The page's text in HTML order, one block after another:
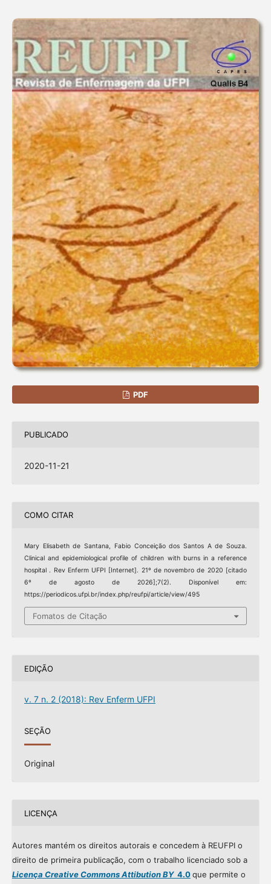
PDF
PUBLICADO
2020-11-21
COMO CITAR
Mary Elisabeth de Santana, Fabio Conceição dos Santos A de Souza.
Clinical and epidemiological profile of children with burns in a reference
hospital . Rev Enferm UFPI [Internet]. 21º de novembro de 2020 [citado
6º de agosto de 2026];7(2). Disponível em:
https://periodicos.ufpi.br/index.php/reufpi/article/view/495
Fomatos de Citação
EDIÇÃO
v. 7 n. 2 (2018): Rev Enferm UFPI
SEÇÃO
Original
LICENÇA
Autores mantém os direitos autorais e concedem à REUFPI o
direito de primeira publicação, com o trabalho licenciado sob a
Licença Creative Commons Attibution BY4.0que permite o